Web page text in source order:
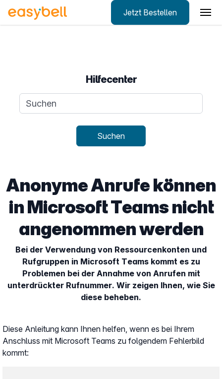
Jetzt Bestellen
Hilfecenter
Suchanfrage
Suchen
Anonyme Anrufe können
in Microsoft Teams nicht
angenommen werden
Bei der Verwendung von Ressourcenkonten und
Rufgruppen in Microsoft Teams kommt es zu
Problemen bei der Annahme von Anrufen mit
unterdrückter Rufnummer. Wir zeigen Ihnen, wie Sie
diese beheben.
Diese Anleitung kann Ihnen helfen, wenn es bei Ihrem
Anschluss mit Microsoft Teams zu folgendem Fehlerbild
kommt: